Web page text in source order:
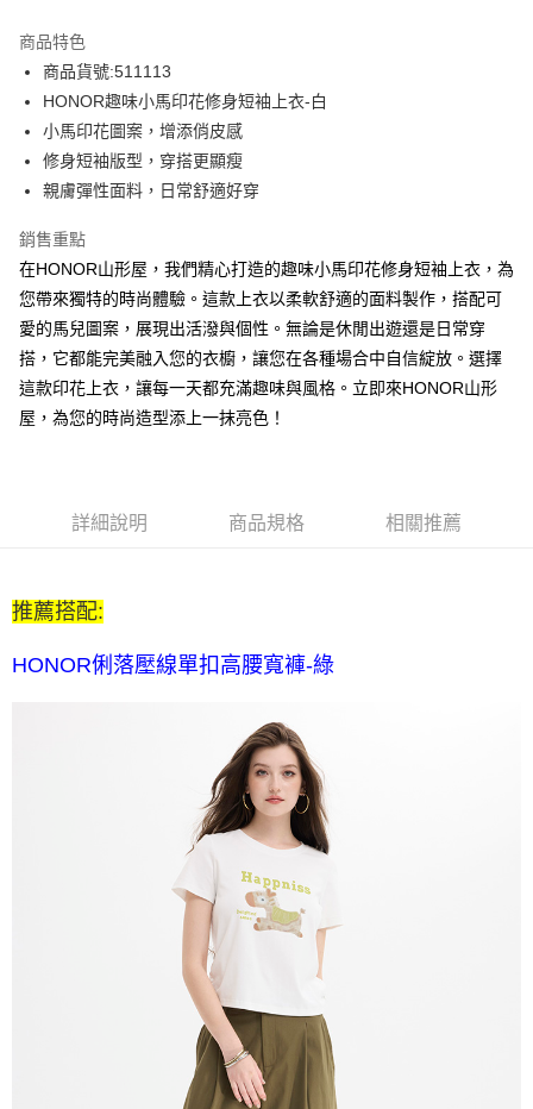
Apple Pay
街口支付
悠遊付
Google Pay
ATM付款
運送方式
全家取貨付款 -訂單滿 $2000 元即享免運服務，未滿則另收
$80 元物流費用。
每筆NT$80，滿NT$2,000(含以上)免運費
每筆NT$80，滿NT$2,000(含以上)免運費
7-11付款後取貨-訂單滿 $2000 元即享免運服務-未滿則另收
每筆NT$80，滿NT$2,000(含以上)免運費
宅配送到家-訂單滿 $2000 元即享免運服務-未滿則另收 $120 元物
每筆NT$120，滿NT$2,000(含以上)免運費
商品特色
商品貨號:511113
HONOR趣味小馬印花修身短袖上衣-白
小馬印花圖案，增添俏皮感
修身短袖版型，穿搭更顯瘦
親膚彈性面料，日常舒適好穿
銷售重點
在HONOR山形屋，我們精心打造的趣味小馬印花修身短袖上衣，為
您帶來獨特的時尚體驗。這款上衣以柔軟舒適的面料製作，搭配可
愛的馬兒圖案，展現出活潑與個性。無論是休閒出遊還是日常穿
搭，它都能完美融入您的衣櫥，讓您在各種場合中自信綻放。選擇
這款印花上衣，讓每一天都充滿趣味與風格。立即來HONOR山形
屋，為您的時尚造型添上一抹亮色！
詳細說明 商品規格 相關推薦
推薦搭配:
HONOR俐落壓線單扣高腰寬褲-綠